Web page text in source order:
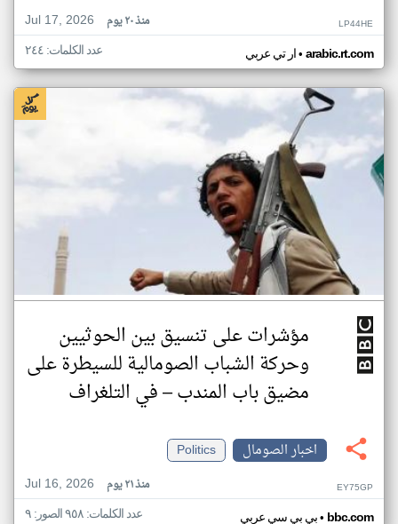
Jul 17, 2026
منذ ٢٠ يوم LP44HE
ار تي عربي• arabic.rt.com عدد الكلمات: ٢٤٤
مؤشرات على تنسيق بين الحوثيين
وحركة الشباب الصومالية للسيطرة على
مضيق باب المندب – في التلغراف
اخبار الصومال
Politics
Jul 16, 2026
منذ ٢١ يوم EY75GP
بي بي سي عربي• bbc.com عدد الكلمات: ٩٥٨ الصور: ٩